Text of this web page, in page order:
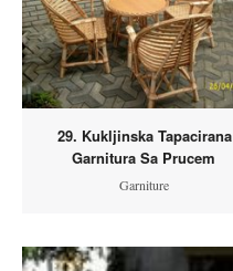
29. Kukljinska Tapacirana
Garnitura Sa Prucem
Garniture